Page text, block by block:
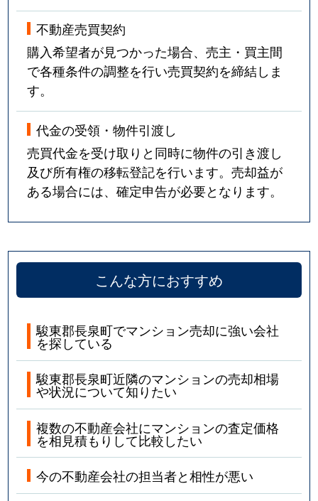
不動産売買契約
購入希望者が見つかった場合、売主・買主間
で各種条件の調整を行い売買契約を締結しま
す。
代金の受領・物件引渡し
売買代金を受け取りと同時に物件の引き渡し
及び所有権の移転登記を行います。売却益が
ある場合には、確定申告が必要となります。
こんな方におすすめ
駿東郡長泉町でマンション売却に強い会社
を探している
駿東郡長泉町近隣のマンションの売却相場
や状況について知りたい
複数の不動産会社にマンションの査定価格
を相見積もりして比較したい
今の不動産会社の担当者と相性が悪い